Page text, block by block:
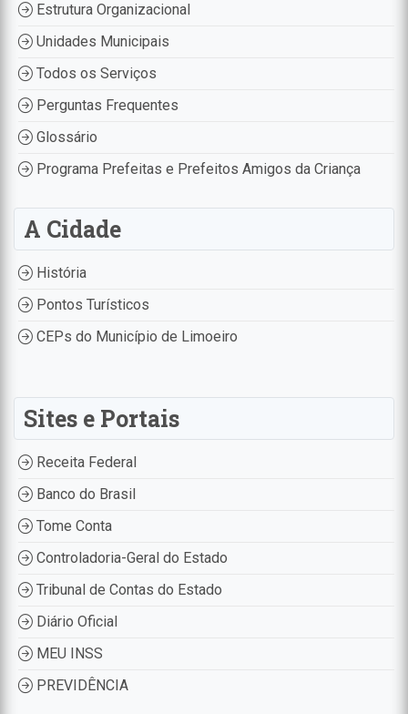
Estrutura Organizacional
Unidades Municipais
Todos os Serviços
Perguntas Frequentes
Glossário
Programa Prefeitas e Prefeitos Amigos da Criança
A Cidade
História
Pontos Turísticos
CEPs do Município de Limoeiro
Sites e Portais
Receita Federal
Banco do Brasil
Tome Conta
Controladoria-Geral do Estado
Tribunal de Contas do Estado
Diário Oficial
MEU INSS
PREVIDÊNCIA